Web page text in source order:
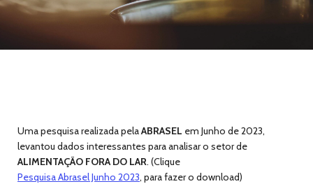
Uma pesquisa realizada pelaABRASEL em Junho de 2023,
levantou dados interessantes para analisar o setor de
ALIMENTAÇÃO FORA DO LAR. (Clique
Pesquisa Abrasel Junho 2023, para fazer o download)